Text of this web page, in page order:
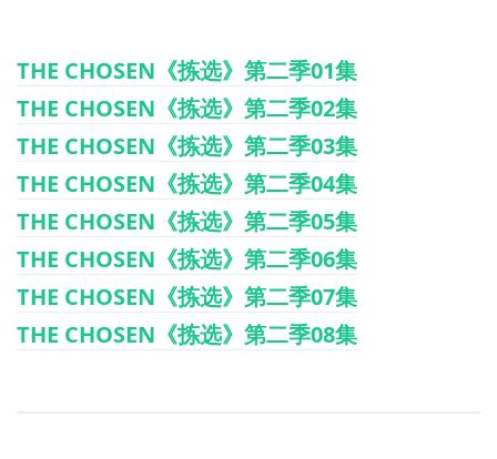
THE CHOSEN《拣选》第二季01集
THE CHOSEN《拣选》第二季02集
THE CHOSEN《拣选》第二季03集
THE CHOSEN《拣选》第二季04集
THE CHOSEN《拣选》第二季05集
THE CHOSEN《拣选》第二季06集
THE CHOSEN《拣选》第二季07集
THE CHOSEN《拣选》第二季08集